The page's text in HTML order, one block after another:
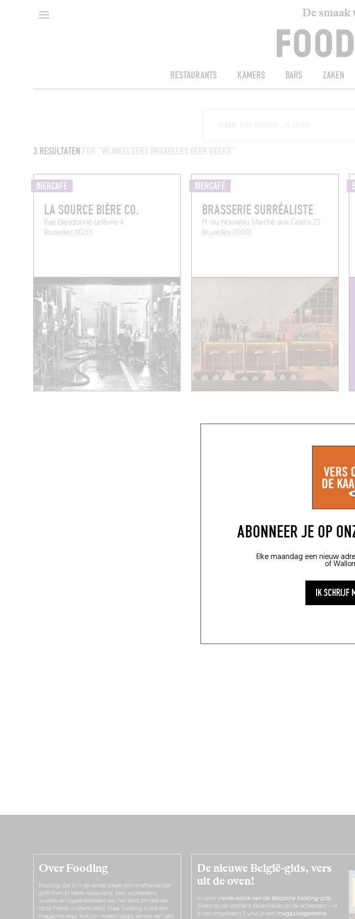
De smaak
RESTAURANTS KAMERS BARS ZAKEN
ABONNEER JE OP
Elke maandag een nieuw
of
IK SCHRIJF
3 RESULTATEN FOR "WIJNKELDERS BRUXELLES BEER GEEKS"
BIERCAFÉ
LA SOURCE BIÈRE CO.
Rue Dieudonné Lefèvre 4
Bruxelles (1020)
BIERCAFÉ
BRASSERIE SURRÉALISTE
Pl. du Nouveau Marché aux Grains 23
Bruxelles (1000)
De nieuwe België-gids, vers
uit de oven!
In deze vierde editie van de Belgische Fooding-gids
(Frans op de voorkant, Nederlands op de achterkant – of
is het omgekeerd?) vind je een magazinegedeelte
Over Fooding
Fooding, dat is in de eerste plaats een onafhankelijke
gids met de beste restaurants, bars, wijnkelders,
winkels en logeeradressen van het land (en dat van
onze Franse zuiderburen). Maar Fooding is ook een
magazine waar food en maatschappij samen aan tafel